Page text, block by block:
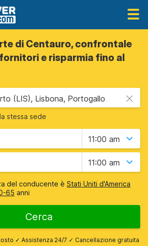
di Centauro, confrontale
e risparmia fino al
(LIS), Lisbona, Portogallo
stessa sede
11:00 am
11:00 am
del conducente è Stati Uniti d'America
65 anni
Cerca
✓ Assistenza 24/7 ✓ Cancellazione gratuita